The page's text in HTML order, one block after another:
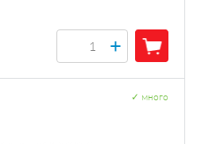
+
много